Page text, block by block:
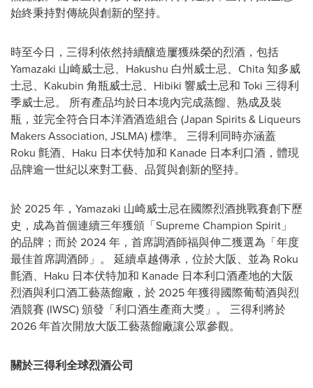
始終秉持對傳統與創新的堅持。
時至今日，三得利依然持續釀造屢獲殊榮的烈酒，包括
Yamazaki 山崎威士忌、Hakushu 白州威士忌、Chita 知多威
士忌、Kakubin 角瓶威士忌、Hibiki 響威士忌和 Toki 三得利
季威士忌。 所有產品均於日本境內完成蒸餾、熟成及裝
瓶，並完全符合日本洋酒酒造組合 (Japan Spirits & Liqueurs
Makers Association, JSLMA) 標準。 三得利同時亦涵蓋
Roku 氈酒、Haku 日本伏特加和 Kanade 日本利口酒，體現
品牌逾一世紀以來對工藝、品質與創新的堅持。
於 2025 年，Yamazaki 山崎威士忌在國際烈酒挑戰賽創下歷
史，成為首個連續三年獲頒「Supreme Champion Spirit」
的品牌；而於 2024 年，首席調酒師福與伸二獲選為「年度
最佳首席調酒師」。 延續卓越傳承，位於大阪、並為 Roku
氈酒、Haku 日本伏特加和 Kanade 日本利口酒產地的大阪
烈酒與利口酒工藝蒸餾廠，於 2025 年獲得國際葡萄酒與烈
酒競賽 (IWSC) 頒發「利口酒生產商大獎」。 三得利將於
2026 年首次開放大阪工藝蒸餾廠讓公眾參觀。
關於三得利全球烈酒公司